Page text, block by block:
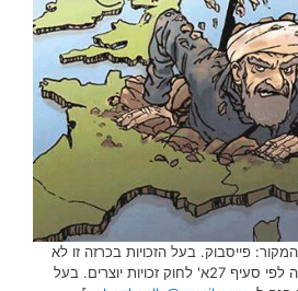
פייסבוק. בעל הזכויות בכרזה זו לא
אותר. לכן, השימוש נעשה לפי סעיף 27א' לחוק זכויות יוצרים. בעל